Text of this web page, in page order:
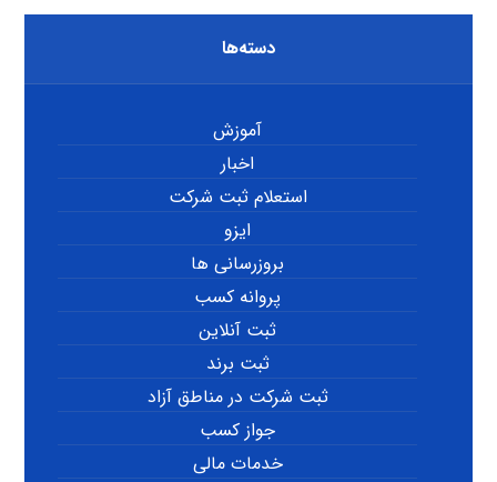
دسته‌ها
آموزش
اخبار
استعلام ثبت شرکت
ایزو
بروزرسانی ها
پروانه کسب
ثبت آنلاین
ثبت برند
ثبت شرکت در مناطق آزاد
جواز کسب
خدمات مالی